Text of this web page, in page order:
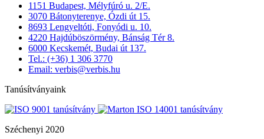
1151 Budapest, Mélyfúró u. 2/E.
3070 Bátonyterenye, Ózdi út 15.
8693 Lengyeltóti, Fonyódi u. 10.
4220 Hajdúböszörmény, Bánság Tér 8.
6000 Kecskemét, Budai út 137.
Tel.: (+36) 1 306 3770
Email: verbis@verbis.hu
Tanúsítványaink
Széchenyi 2020